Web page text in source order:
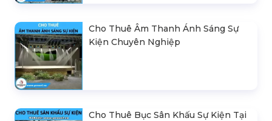
Cho Thuê Âm Thanh Ánh Sáng Sự
Kiện Chuyên Nghiệp
Cho Thuê Bục Sân Khấu Sự Kiện Tại